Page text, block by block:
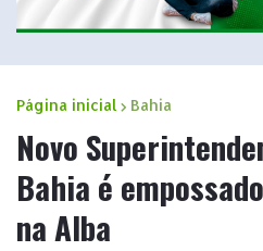
Página inicial Bahia
Novo
Bahia é
na Alba